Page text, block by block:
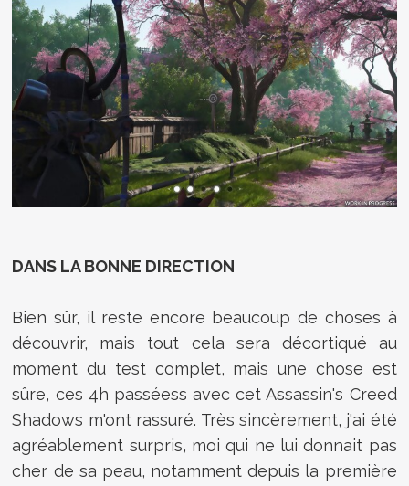
DANS LA BONNE DIRECTION
Bien sûr, il reste encore beaucoup de choses à
découvrir, mais tout cela sera décortiqué au
moment du test complet, mais une chose est
sûre, ces 4h passéess avec cet Assassin's Creed
Shadows m'ont rassuré. Très sincèrement, j'ai été
agréablement surpris, moi qui ne lui donnait pas
cher de sa peau, notamment depuis la première